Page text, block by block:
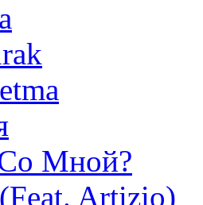
Мной?
Artizio)